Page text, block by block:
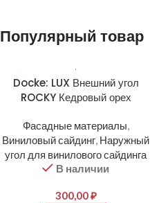
Популярный товар
Docke: LUX Внешний угол
ROCKY Кедровый орех
Фасадные материалы,
Виниловый сайдинг, Наружный
угол для винилового сайдинга
В наличии
300,00₽